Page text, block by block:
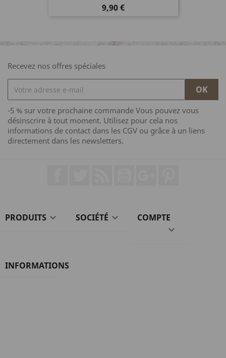
Prix
9,90 €
Recevez nos offres spéciales
-5 % sur votre prochaine commande Vous pouvez vous
désinscrire à tout moment. Utilisez pour cela nos
informations de contact dans les CGV ou grâce à un liens
directement dans les newsletters.
PRODUITS  SOCIÉTÉ  COMPTE

INFORMATIONS